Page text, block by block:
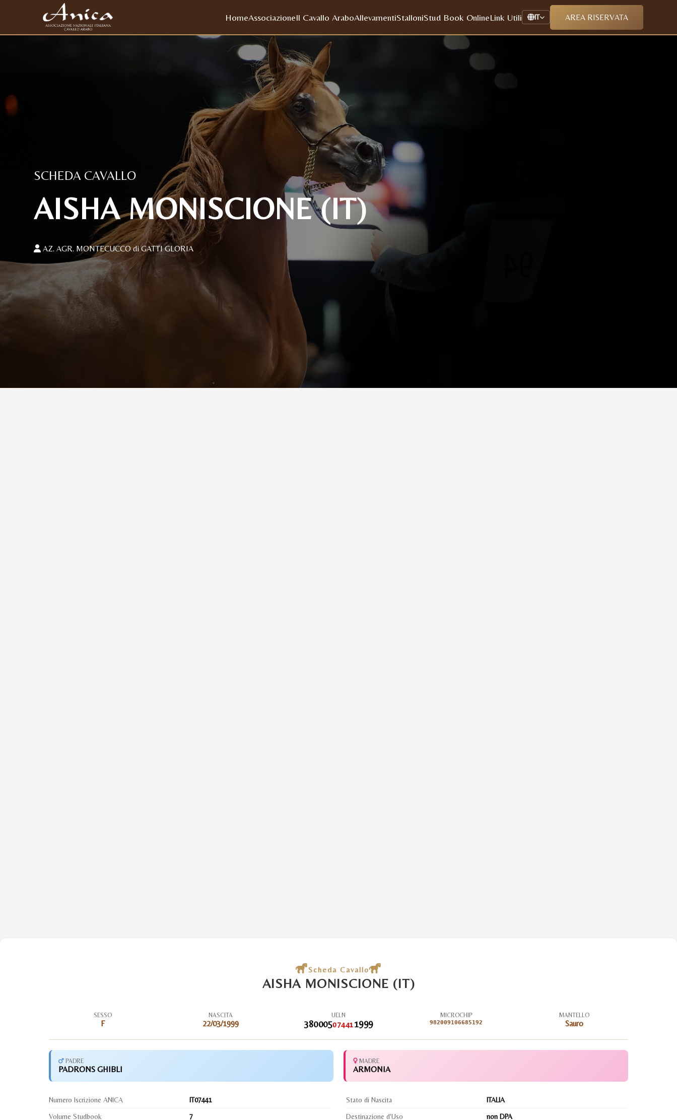
HomeAssociazioneIl Cavallo AraboAllevamentiStalloniStud Book OnlineLink Utili IT AREA RISERVATA
SCHEDA CAVALLO
AISHA MONISCIONE (IT)
AZ. AGR. MONTECUCCO di GATTI GLORIA
Scheda Cavallo
AISHA MONISCIONE (IT)
SESSO
F
NASCITA
22/03/1999
UELN
380005074411999
MICROCHIP
982009106685192
MANTELLO
Sauro
PADRE
PADRONS GHIBLI
MADRE
ARMONIA
Numero Iscrizione ANICA IT07441
Volume Studbook 7
Stato di Nascita ITALIA
Destinazione d'Uso non DPA